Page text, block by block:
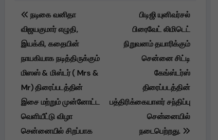
Post
navigation
நடிகை வனிதா
விஜயகுமார் எழுதி,
இயக்கி, கதையின்
நாயகியாக நடித்திருக்கும்
மிஸஸ் & மிஸ்டர் ( Mrs &
Mr) திரைப்படத்தின்
இசை மற்றும் முன்னோட்ட
வெளியீட்டு விழா
சென்னையில் சிறப்பாக
பிடிஜி யுனிவர்சல்
பிரைவேட் லிமிடெட்
நிறுவனம் தயாரிக்கும்
சென்னை சிட்டி
கேங்ஸ்டர்ஸ்
திரைப்படத்தின்
பத்திரிக்கையாளர் சந்திப்பு
சென்னையில்
நடைபெற்றது.